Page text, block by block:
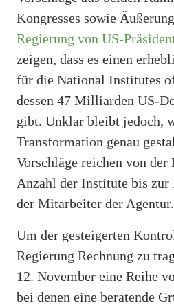
Kongresses sowie
Regierung von US-
zeigen, dass es einen
für die National Institutes
dessen 47 Milliarden US-
gibt. Unklar bleibt jedoch,
Transformation genau
Vorschläge reichen von der
Anzahl der Institute bis zur
der Mitarbeiter der Agentur.
Um der gesteigerten
Regierung Rechnung zu
12. November eine Reihe
bei denen eine beratende